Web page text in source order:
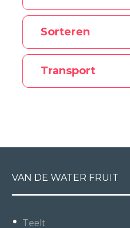
Sorteren
Transport
VAN DE WATER FRUIT
Teelt